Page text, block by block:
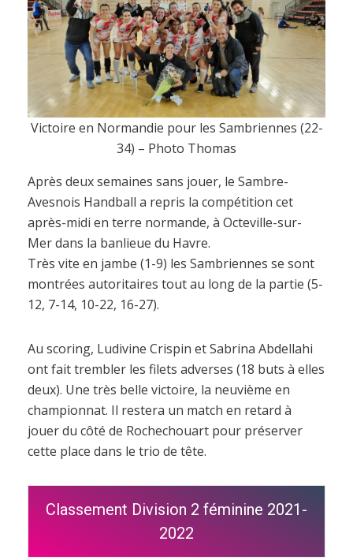
Victoire en Normandie pour les Sambriennes (22-
34) – Photo Thomas
Après deux semaines sans jouer, le Sambre-
Avesnois Handball a repris la compétition cet
après-midi en terre normande, à Octeville-sur-
Mer dans la banlieue du Havre.
Très vite en jambe (1-9) les Sambriennes se sont
montrées autoritaires tout au long de la partie (5-
12, 7-14, 10-22, 16-27).
Au scoring, Ludivine Crispin et Sabrina Abdellahi
ont fait trembler les filets adverses (18 buts à elles
deux). Une très belle victoire, la neuvième en
championnat. Il restera un match en retard à
jouer du côté de Rochechouart pour préserver
cette place dans le trio de tête.
Classement Division 2 féminine 2021-
2022